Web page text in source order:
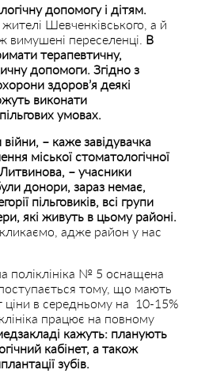
допомогу і дітям.
Шевченківського, а й
вимушені переселенці. В
терапевтичну,
допомоги. Згідно з
здоров’я деякі
виконати
умовах.
– каже завідувачка
міської стоматологічної
– учасники
донори, зараз немає,
пільговиків, всі групи
які живуть в цьому районі.
адже район у нас
поліклініка № 5 оснащена
тому, що мають
ціни в середньому на 10-15%
працює на повному
кажуть: планують
кабінет, а також
зубів.